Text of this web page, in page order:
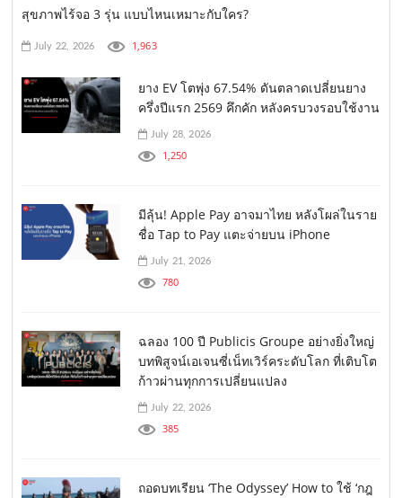
สุขภาพไร้จอ 3 รุ่น แบบไหนเหมาะกับใคร?
July 22, 2026 1,963
ยาง EV โตพุ่ง 67.54% ดันตลาดเปลี่ยนยาง
ครึ่งปีแรก 2569 คึกคัก หลังครบวงรอบใช้งาน
July 28, 2026
1,250
มีลุ้น! Apple Pay อาจมาไทย หลังโผล่ในราย
ชื่อ Tap to Pay แตะจ่ายบน iPhone
July 21, 2026
780
ฉลอง 100 ปี Publicis Groupe อย่างยิ่งใหญ่
บทพิสูจน์เอเจนซี่เน็ทเวิร์คระดับโลก ที่เติบโต
ก้าวผ่านทุกการเปลี่ยนแปลง
July 22, 2026
385
ถอดบทเรียน ‘The Odyssey’ How to ใช้ ‘กฎ